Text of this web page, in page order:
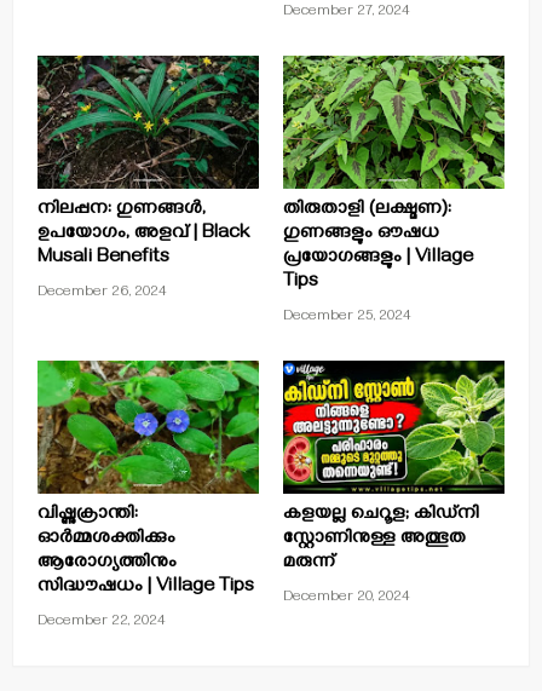
December 27, 2024
നിലപ്പന: ഗുണങ്ങൾ,
ഉപയോഗം, അളവ് | Black
Musali Benefits
December 26, 2024
തിരുതാളി (ലക്ഷ്മണ):
ഗുണങ്ങളും ഔഷധ
പ്രയോഗങ്ങളും | Village
Tips
December 25, 2024
വിഷ്ണുക്രാന്തി:
ഓർമ്മശക്തിക്കും
ആരോഗ്യത്തിനും
സിദ്ധൗഷധം | Village Tips
December 22, 2024
കളയല്ല ചെറൂള; കിഡ്നി
സ്റ്റോണിനുള്ള അത്ഭുത
മരുന്ന്
December 20, 2024